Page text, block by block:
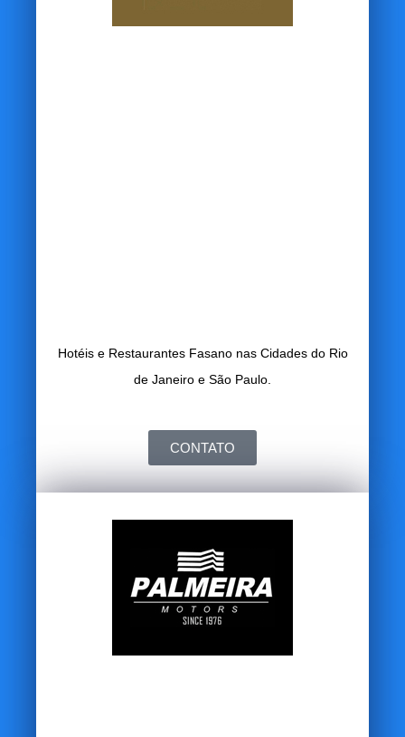
Hotéis e Restaurantes Fasano nas Cidades do Rio
de Janeiro e São Paulo.
CONTATO